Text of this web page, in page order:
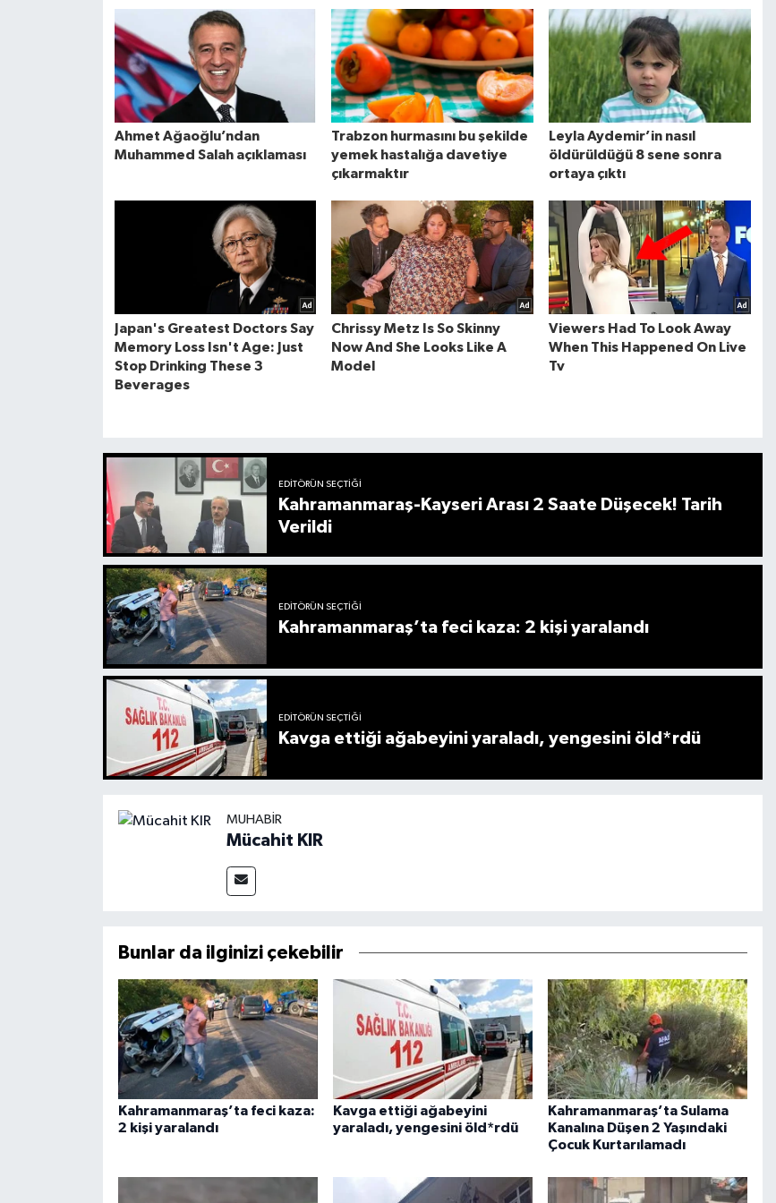
EDITÖRÜN SEÇTIĞI
Kahramanmaraş-Kayseri Arası 2 Saate Düşecek! Tarih
Verildi
EDITÖRÜN SEÇTIĞI
Kahramanmaraş’ta feci kaza: 2 kişi yaralandı
EDITÖRÜN SEÇTIĞI
Kavga ettiği ağabeyini yaraladı, yengesini öld*rdü
MUHABIR
Mücahit KIR
Bunlar da ilginizi çekebilir
Kahramanmaraş’ta feci kaza:
2 kişi yaralandı
Kavga ettiği ağabeyini
yaraladı, yengesini öld*rdü
Kahramanmaraş’ta Sulama
Kanalına Düşen 2 Yaşındaki
Çocuk Kurtarılamadı